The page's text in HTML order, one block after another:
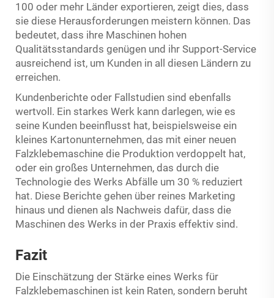
100 oder mehr Länder exportieren, zeigt dies, dass
sie diese Herausforderungen meistern können. Das
bedeutet, dass ihre Maschinen hohen
Qualitätsstandards genügen und ihr Support-Service
ausreichend ist, um Kunden in all diesen Ländern zu
erreichen.
Kundenberichte oder Fallstudien sind ebenfalls
wertvoll. Ein starkes Werk kann darlegen, wie es
seine Kunden beeinflusst hat, beispielsweise ein
kleines Kartonunternehmen, das mit einer neuen
Falzklebemaschine die Produktion verdoppelt hat,
oder ein großes Unternehmen, das durch die
Technologie des Werks Abfälle um 30 % reduziert
hat. Diese Berichte gehen über reines Marketing
hinaus und dienen als Nachweis dafür, dass die
Maschinen des Werks in der Praxis effektiv sind.
Fazit
Die Einschätzung der Stärke eines Werks für
Falzklebemaschinen ist kein Raten, sondern beruht